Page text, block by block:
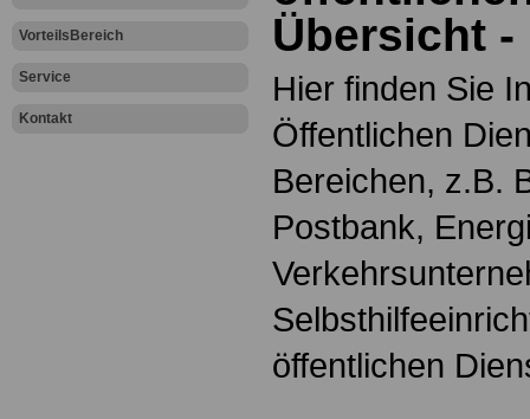
VorteilsBereich
Service
Kontakt
Übersicht -
Hier finden Sie
Öffentlichen
Bereichen, z.B.
Postbank,
öffentlichen